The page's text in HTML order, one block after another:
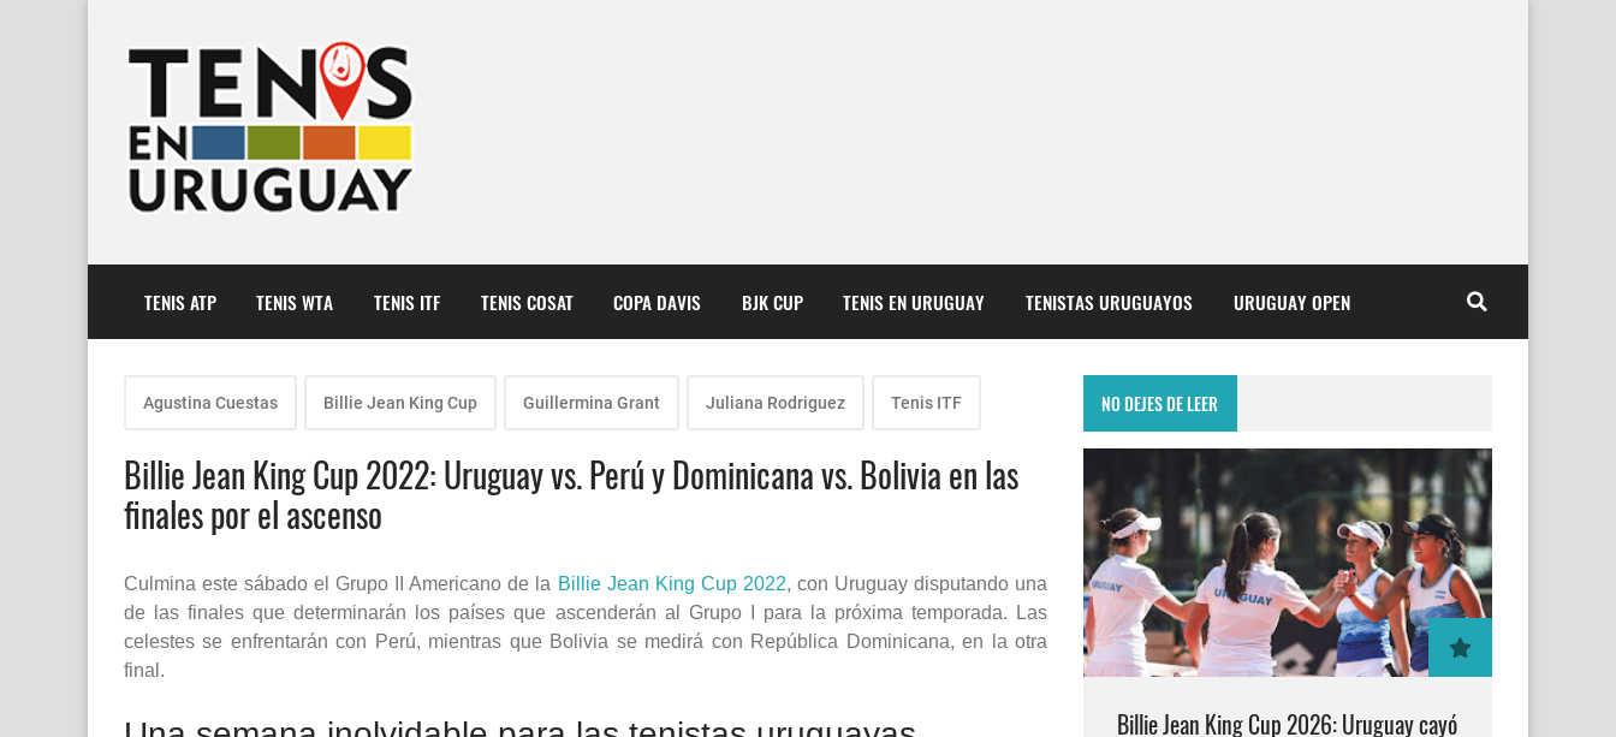
TENIS ATP TENIS WTA TENIS ITF TENIS COSAT COPA DAVIS BJK CUP TENIS EN URUGUAY TENISTAS URUGUAYOS URUGUAY OPEN
Agustina Cuestas Billie Jean King Cup Guillermina Grant Juliana Rodriguez Tenis ITF
Billie Jean King Cup 2022: Uruguay vs. Perú y Dominicana vs. Bolivia en las
finales por el ascenso
Culmina este sábado el Grupo II Americano de la Billie Jean King Cup 2022, con Uruguay disputando una
de las finales que determinarán los países que ascenderán al Grupo I para la próxima temporada. Las
celestes se enfrentarán con Perú, mientras que Bolivia se medirá con República Dominicana, en la otra
final.
NO DEJES DE LEER
Billie Jean King Cup 2026: Uruguay cayó